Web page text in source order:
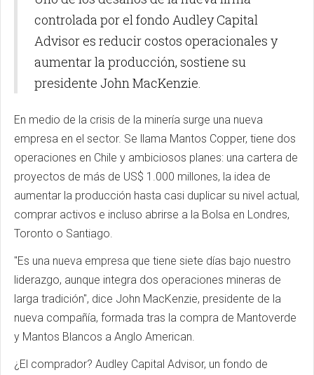
controlada por el fondo Audley Capital
Advisor es reducir costos operacionales y
aumentar la producción, sostiene su
presidente John MacKenzie.
En medio de la crisis de la minería surge una nueva
empresa en el sector. Se llama Mantos Copper, tiene dos
operaciones en Chile y ambiciosos planes: una cartera de
proyectos de más de US$ 1.000 millones, la idea de
aumentar la producción hasta casi duplicar su nivel actual,
comprar activos e incluso abrirse a la Bolsa en Londres,
Toronto o Santiago.
"Es una nueva empresa que tiene siete días bajo nuestro
liderazgo, aunque integra dos operaciones mineras de
larga tradición", dice John MacKenzie, presidente de la
nueva compañía, formada tras la compra de Mantoverde
y Mantos Blancos a Anglo American.
¿El comprador? Audley Capital Advisor, un fondo de